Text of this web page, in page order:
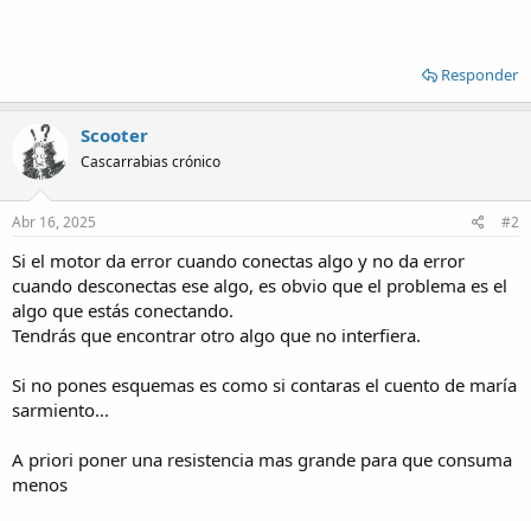
Responder
Scooter
Cascarrabias crónico
Abr 16, 2025 #2
Si el motor da error cuando conectas algo y no da error
cuando desconectas ese algo, es obvio que el problema es el
algo que estás conectando.
Tendrás que encontrar otro algo que no interfiera.
Si no pones esquemas es como si contaras el cuento de maría
sarmiento...
A priori poner una resistencia mas grande para que consuma
menos